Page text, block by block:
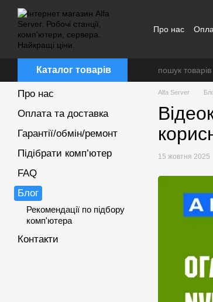
Перейти до основного контенту
Про нас
Каталог товарів
Alfa Server
15 жовтня 2025
Про нас
Оплата та доставка
Гарантії/обмін/ремонт
Підібрати комп’ютер
FAQ
Блог
Рекомендації по підбору
комп'ютера
Контакти